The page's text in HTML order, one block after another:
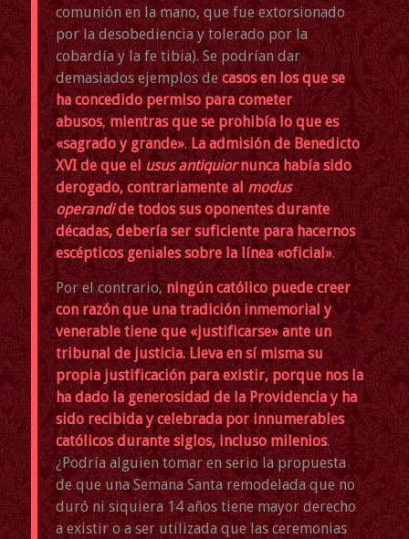
comunión en la mano, que fue extorsionado
por la desobediencia y tolerado por la
cobardía y la fe tibia). Se podrían dar
demasiados ejemplos de casos en los que se
ha concedido permiso para cometer
abusos,mientras que se prohibía lo que es
«sagrado y grande». La admisión de Benedicto
XVI de que el usus antiquiornunca había sido
derogado, contrariamente al modus
operandide todos sus oponentes durante
décadas, debería ser suficiente para hacernos
escépticos geniales sobre la línea «oficial».
Por el contrario,ningún católico puede creer
con razón que una tradición inmemorial y
venerable tiene que «justificarse» ante un
tribunal de justicia. Lleva en sí misma su
propia justificación para existir, porque nos la
ha dado la generosidad de la Providencia y ha
sido recibida y celebrada por innumerables
católicos durante siglos, incluso milenios.
¿Podría alguien tomar en serio la propuesta
de que una Semana Santa remodelada que no
duró ni siquiera 14 años tiene mayor derecho
a existir o a ser utilizada que las ceremonias